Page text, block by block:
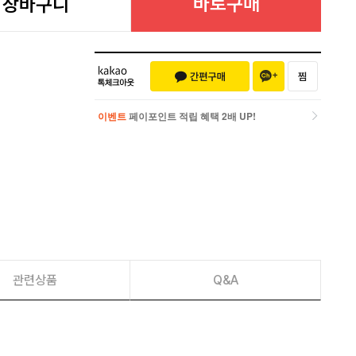
이벤트 페이포인트 적립 혜택 2배 UP!
관련상품 Q&A